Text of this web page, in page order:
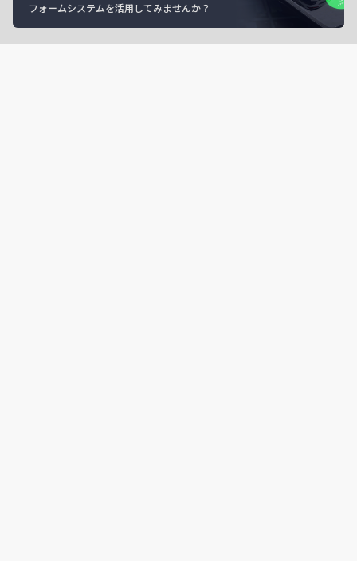
フォームシステムを活用してみませんか？